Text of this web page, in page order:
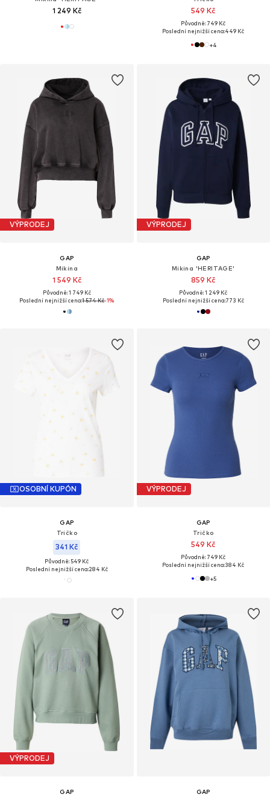
1 249 Kč 549 Kč
Původně: 749 Kč
Poslední nejnižší cena:449 Kč
+4
VÝPRODEJ
GAP
Mikina
1 549 Kč
Původně: 1 749 Kč
Poslední nejnižší cena:1 574 Kč-1%
VÝPRODEJ
GAP
Mikina 'HERITAGE'
859 Kč
Původně: 1 249 Kč
Poslední nejnižší cena:773 Kč
OSOBNÍ KUPÓN
GAP
Tričko
341 Kč
Původně: 549 Kč
Poslední nejnižší cena:284 Kč
VÝPRODEJ
GAP
Tričko
549 Kč
Původně: 749 Kč
Poslední nejnižší cena:384 Kč
+5
VÝPRODEJ
GAP
GAP